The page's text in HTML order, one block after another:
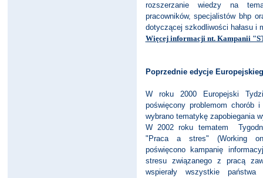
rozszerzanie wiedzy na
pracowników, specjalistów bhp
dotyczącej szkodliwości hałasu i
Więcej informacji nt. Kampanii
Poprzednie edycje
W roku 2000 Europejski
poświęcony problemom chorób
wybrano tematykę zapobiegania
W 2002 roku tematem
"Praca a stres" (Working
poświęcono kampanię
stresu związanego z pracą
wspierały wszystkie państwa